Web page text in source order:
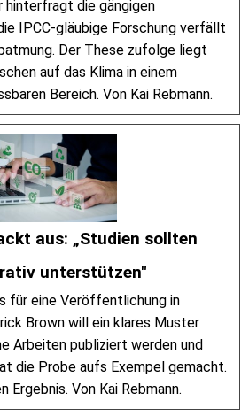
hinterfragt die gängigen
IPCC-gläubige Forschung verfällt
Der These zufolge liegt
auf das Klima in einem
Bereich. Von Kai Rebmann.
aus: „Studien sollten
unterstützen"
für eine Veröffentlichung in
Brown will ein klares Muster
Arbeiten publiziert werden und
die Probe aufs Exempel gemacht.
Ergebnis. Von Kai Rebmann.